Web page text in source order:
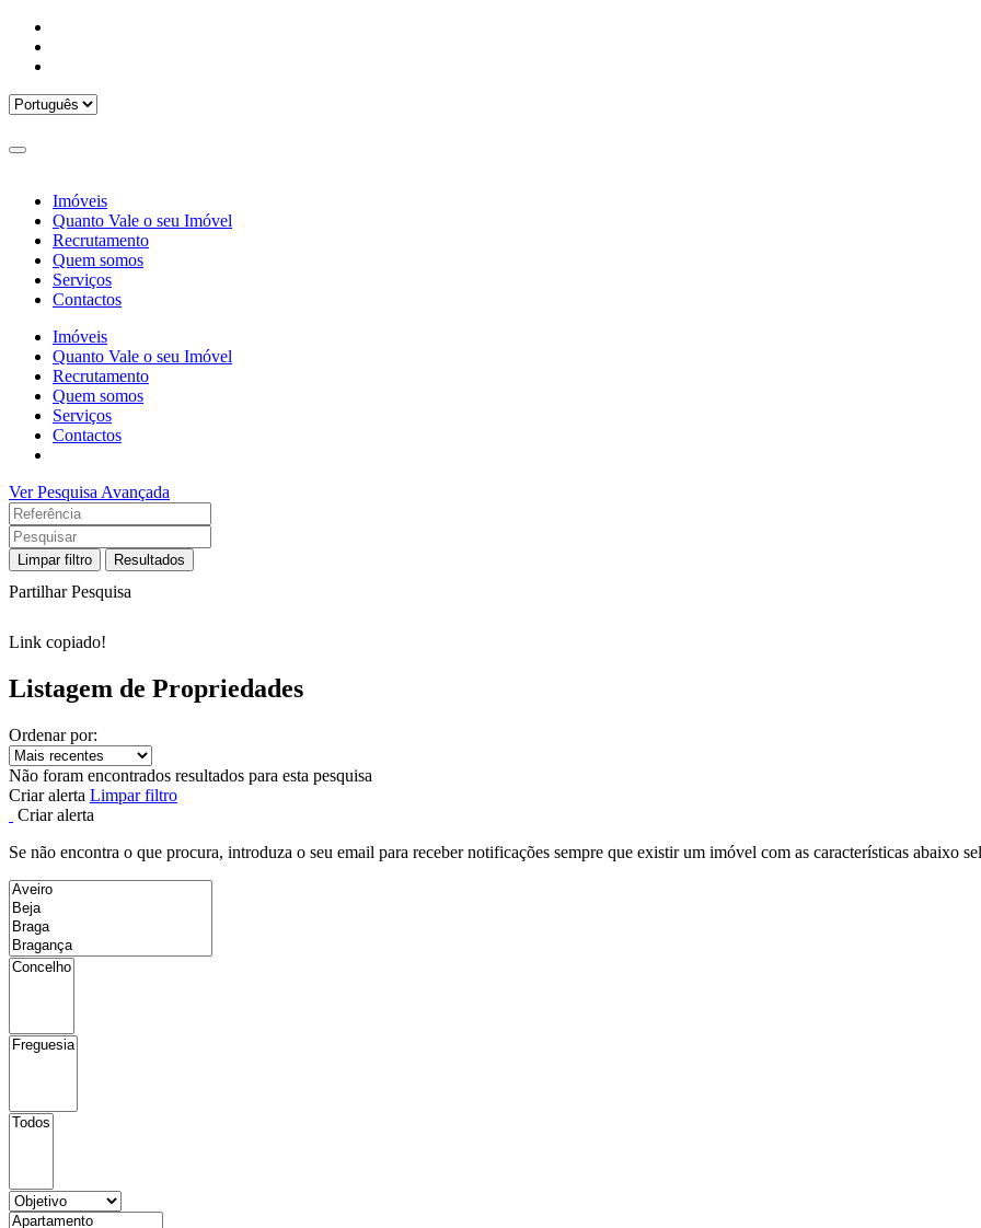
Imóveis
Quanto Vale o seu Imóvel
Recrutamento
Quem somos
Serviços
Contactos
Imóveis
Quanto Vale o seu Imóvel
Recrutamento
Quem somos
Serviços
Contactos
Ver Pesquisa Avançada
Limpar filtro Resultados
Partilhar Pesquisa
Link copiado!
Listagem de Propriedades
Ordenar por:
Não foram encontrados resultados para esta pesquisa
Criar alerta Limpar filtro
Criar alerta
Se não encontra o que procura, introduza o seu email para receber notificações sempre que existir um imóvel com as características abaixo